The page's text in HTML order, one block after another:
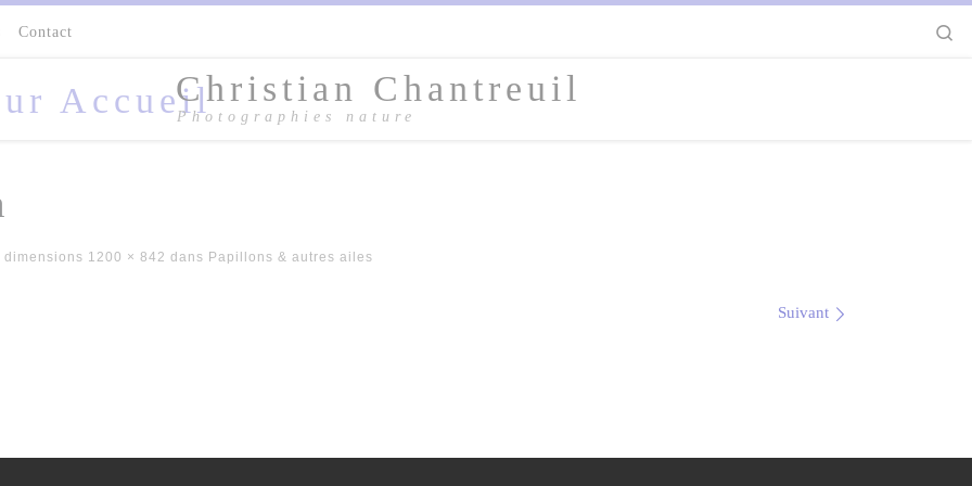
Contact
Christian Chantreuil
Photographies nature
dimensions 1200 × 842 dans Papillons & autres ailes
Suivant